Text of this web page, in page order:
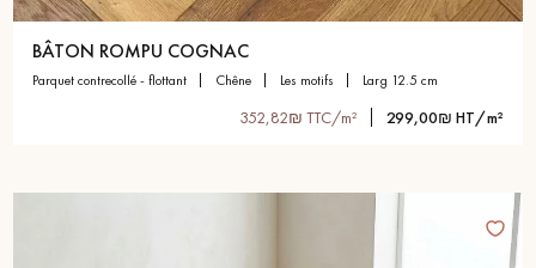
BÂTON ROMPU COGNAC
parquet contrecollé - flottant chêne les motifs larg 12.5 cm
352,82₪ TTC/m² 299,00₪ HT/m²